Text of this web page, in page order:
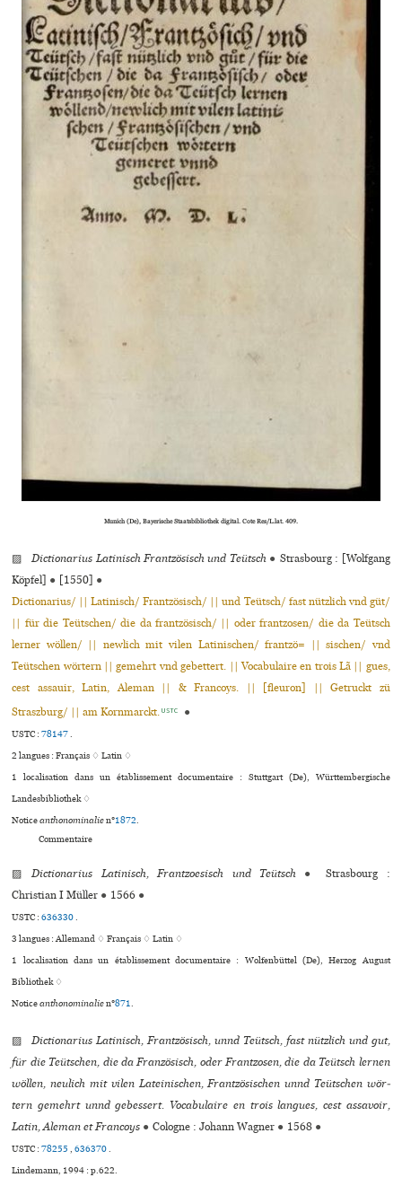
Munich (De), Bayerische Staatsbibliothek digi­tal. Cote Res/L.lat. 409.
▨Dictionarius Latinisch Frantzösisch und Teütsch ● Strasbourg : [Wolfgang
Köpfel] ● [1550] ●
Dictionarius/ || Latinisch/ Frantzösisch/ || und Teütsch/ fast nützlich vnd güt/
|| für die Teütschen/ die da frantzösisch/ || oder frantzosen/ die da Teütsch
lerner wöllen/ || newlich mit vilen Latinischen/ frantzö= || sischen/ vnd
Teütschen wörtern || gemehrt vnd gebettert. || Vocabulaire en trois Lã || gues,
cest assauir, Latin, Aleman || & Francoys. || [fleuron] || Getruckt zü
Straszburg/ || am Kornmarckt. USTC ●
USTC :78147.
2 langues :Français ♢Latin ♢
1 localisation dans un établissement documentaire : Stuttgart (De), Württembergische
Landesbibliothek ♢
Noticeanthonominalien°1872.
Commentaire
▨Dictionarius Latinisch, Frantzoesisch und Teütsch ●
Strasbourg :
Christian I Müller ● 1566 ●
USTC :636330.
3 langues :Allemand ♢Français ♢Latin ♢
1 localisation dans un établissement documentaire : Wolfenbüttel (De), Herzog August
Bibliothek ♢
Noticeanthonominalien°871.
▨Dictionarius Latinisch, Frantzösisch, unnd Teütsch, fast nütz­lich und gut,
für die Teütschen, die da Französisch, oder Frantzosen, die da Teütsch lernen
wöllen, neu­lich mit vilen Lateinischen, Frantzösischen unnd Teütschen wör­
tern gemehrt unnd gebes­sert. Vocabulaire en trois lan­gues, cest assa­voir,
Latin, Aleman et Francoys ● Cologne : Johann Wagner ● 1568 ●
USTC :78255,636370.
Lindemann, 1994 : p.622.